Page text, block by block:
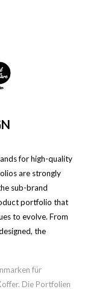
for high-quality
are strongly
sub-brand
portfolio that
to evolve. From
the
für
Die Portfolien